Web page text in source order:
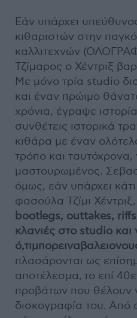
Εάν υπάρχει
κιθαριστών στην
καλλιτεχνών
Τζίμαρος ο Χέντριξ
Με μόνο τρία studio
και έναν πρώιμο
χρόνια, έγραψε
συνθέτεις ιστορικά
κιθάρα με έναν
τρόπο και ταυτόχρονα,
μαστουρωμένος.
όμως, εάν υπάρχει
φασούλα Τζίμι Χέντριξ,
bootlegs, outtakes,
κλανιές στο studio και
πλασάρονται ως
αποτέλεσμα, το επί
προβάτων που θέλουν
δισκογραφία του. Από